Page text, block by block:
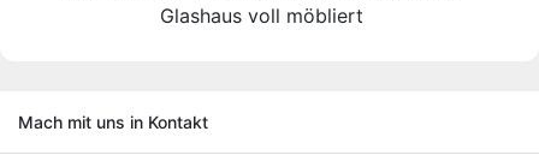
Glashaus voll möbliert
Mach mit uns in Kontakt